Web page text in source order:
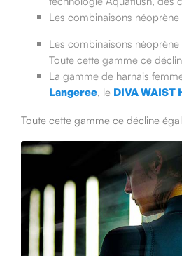
Les combinaisons néoprène
Les combinaisons néoprène
Toute cette gamme ce
La gamme de harnais
Langeree, le DIVA WAIST
Toute cette gamme ce décline